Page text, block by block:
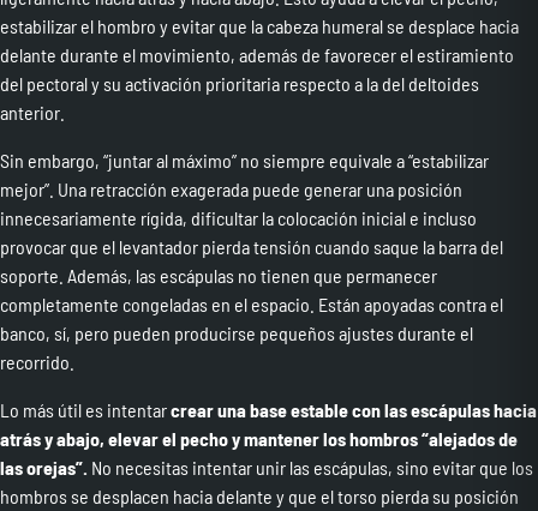
estabilizar el hombro y evitar que la cabeza humeral se desplace hacia
delante durante el movimiento, además de favorecer el estiramiento
del pectoral y su activación prioritaria respecto a la del deltoides
anterior.
Sin embargo, “juntar al máximo” no siempre equivale a “estabilizar
mejor”. Una retracción exagerada puede generar una posición
innecesariamente rígida, dificultar la colocación inicial e incluso
provocar que el levantador pierda tensión cuando saque la barra del
soporte. Además, las escápulas no tienen que permanecer
completamente congeladas en el espacio. Están apoyadas contra el
banco, sí, pero pueden producirse pequeños ajustes durante el
recorrido.
Lo más útil es intentarcrear una base estable con las escápulas hacia
atrás y abajo, elevar el pecho y mantener los hombros “alejados de
las orejas”. No necesitas intentar unir las escápulas, sino evitar que los
hombros se desplacen hacia delante y que el torso pierda su posición